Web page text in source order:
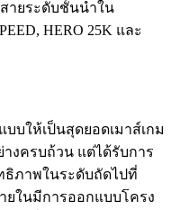
สายระดับชั้นนำใน
HERO 25K และ
บบให้เป็นสุดยอดเมาส์เกม
างครบถ้วน แต่ได้รับการ
ภาพในระดับถัดไปที่
ยในมีการออกแบบโครง